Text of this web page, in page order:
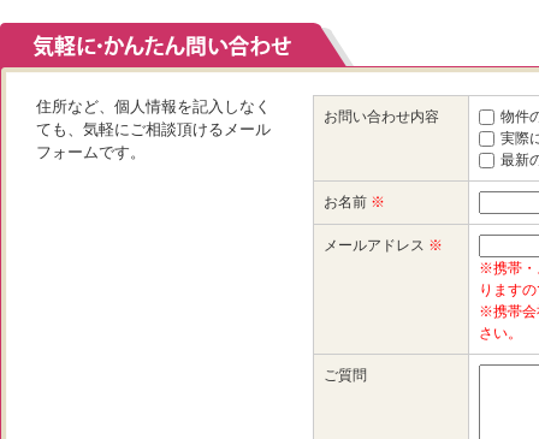
住所など、個人情報を記入しなく
ても、気軽にご相談頂けるメール
フォームです。
お問い合わせ内容
物件
実際
最新
お名前 ※
メールアドレス ※
※携帯・
ります
※携帯会
さい。
ご質問